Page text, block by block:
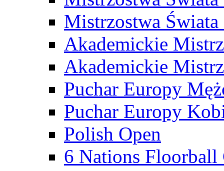
Mistrzostwa
Akademickie
Akademickie
Puchar Europy
Puchar Europy
Polish Open
6 Nations Floorball